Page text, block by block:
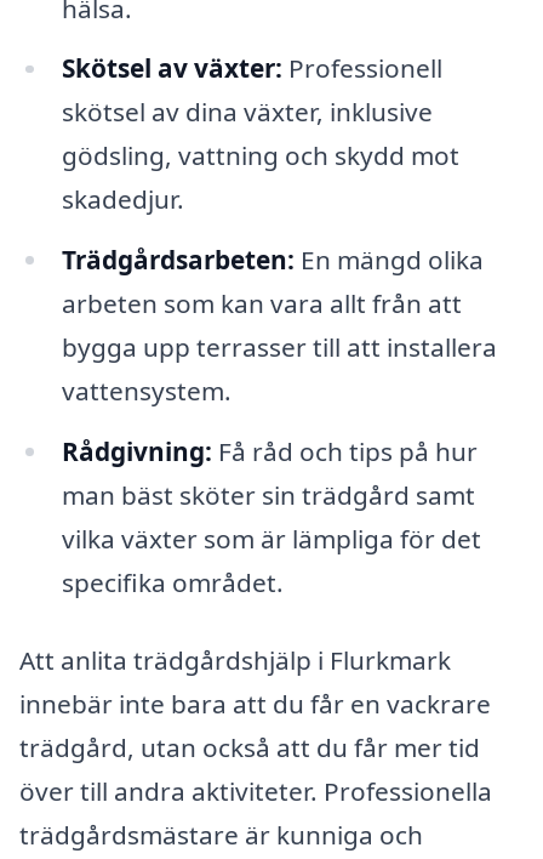
hälsa.
Skötsel av växter: Professionell
skötsel av dina växter, inklusive
gödsling, vattning och skydd mot
skadedjur.
Trädgårdsarbeten: En mängd olika
arbeten som kan vara allt från att
bygga upp terrasser till att installera
vattensystem.
Rådgivning: Få råd och tips på hur
man bäst sköter sin trädgård samt
vilka växter som är lämpliga för det
specifika området.
Att anlita trädgårdshjälp i Flurkmark
innebär inte bara att du får en vackrare
trädgård, utan också att du får mer tid
över till andra aktiviteter. Professionella
trädgårdsmästare är kunniga och